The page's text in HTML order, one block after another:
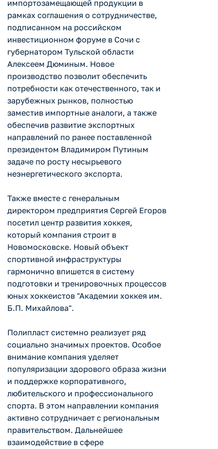
импортозамещающей продукции в
рамках соглашения о сотрудничестве,
подписанном на российском
инвестиционном форуме в Сочи с
губернатором Тульской области
Алексеем Дюминым. Новое
производство позволит обеспечить
потребности как отечественного, так и
зарубежных рынков, полностью
заместив импортные аналоги, а также
обеспечив развитие экспортных
направлений по ранее поставленной
президентом Владимиром Путиным
задаче по росту несырьевого
неэнергетического экспорта.
Также вместе с генеральным
директором предприятия Сергей Егоров
посетил центр развития хоккея,
который компания строит в
Новомосковске. Новый объект
спортивной инфраструктуры
гармонично впишется в систему
подготовки и тренировочных процессов
юных хоккеистов "Академии хоккея им.
Б.П. Михайлова".
Полипласт системно реализует ряд
социально значимых проектов. Особое
внимание компания уделяет
популяризации здорового образа жизни
и поддержке корпоративного,
любительского и профессионального
спорта. В этом направлении компания
активно сотрудничает с региональным
правительством. Дальнейшее
взаимодействие в сфере